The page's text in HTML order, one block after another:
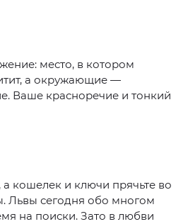
место, в котором
а окружающие —
Ваше красноречие и тонкий
а кошелек и ключи прячьте во
Львы сегодня обо многом
на поиски. Зато в любви